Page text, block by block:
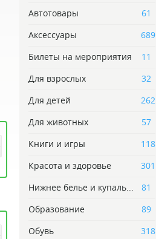
Автотовары
61
Аксессуары
689
Билеты на мероприятия
11
Для взрослых
32
Для детей
262
Для животных
57
Книги и игры
118
Красота и здоровье
301
Нижнее белье и купаль...
81
Образование
89
Обувь
318